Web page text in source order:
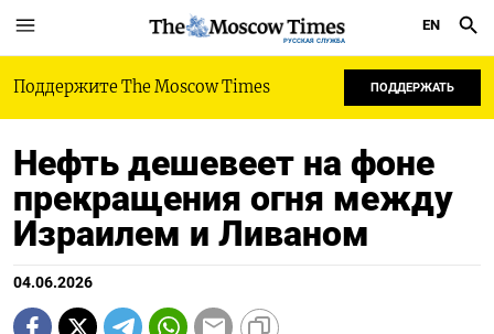
РУССКАЯ СЛУЖБА
EN
Поддержите The Moscow Times ПОДДЕРЖАТЬ
Нефть дешевеет на фоне
прекращения огня между
Израилем и Ливаном
04.06.2026